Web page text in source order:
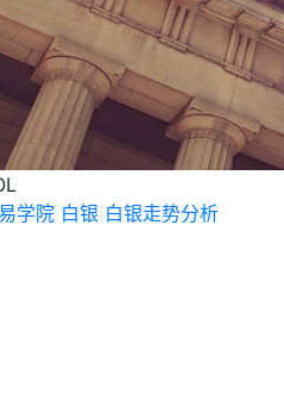
学院 白银 白银走势分析